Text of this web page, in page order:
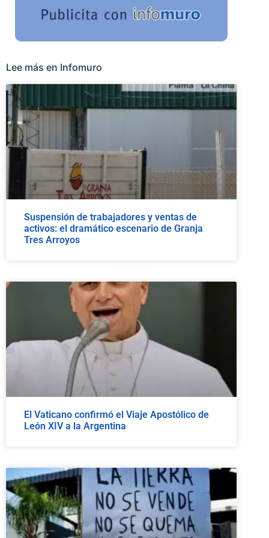
Lee más en Infomuro
Suspensión de trabajadores y ventas de
activos: el dramático escenario de Granja
Tres Arroyos
El Vaticano confirmó el Viaje Apostólico de
León XIV a la Argentina